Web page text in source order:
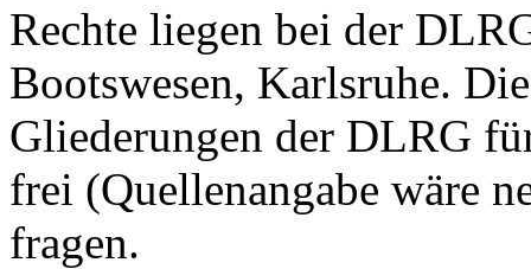
Rechte liegen bei der
Bootswesen, Karlsruhe.
Gliederungen der DLRG
frei (Quellenangabe wäre
fragen.